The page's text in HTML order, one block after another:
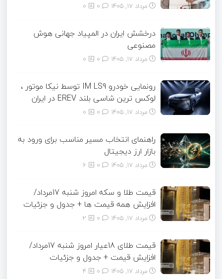
مرداد ۱۷, ۱۴۰۵ 0
درخشش ایران در المپیاد جهانی هوش
مصنوعی
مرداد ۱۷, ۱۴۰۵ 0
رونمایی خودرو IM LS9 توسط نیکا موتور ،
لوکس ترین شاسی بلند EREV در ایران
مرداد ۱۷, ۱۴۰۵ 0
راهنمای انتخاب مسیر مناسب برای ورود به
بازار ارز دیجیتال
مرداد ۱۷, ۱۴۰۵ 6
قیمت طلا و سکه امروز شنبه 17مرداد/
افزایش همه قیمت ها + جدول و جزئیات
مرداد ۱۷, ۱۴۰۵ 2
قیمت طلای 18عیار امروز شنبه 17مرداد/
افزایش قیمت + جدول و جزئیات
مرداد ۱۷, ۱۴۰۵ 4